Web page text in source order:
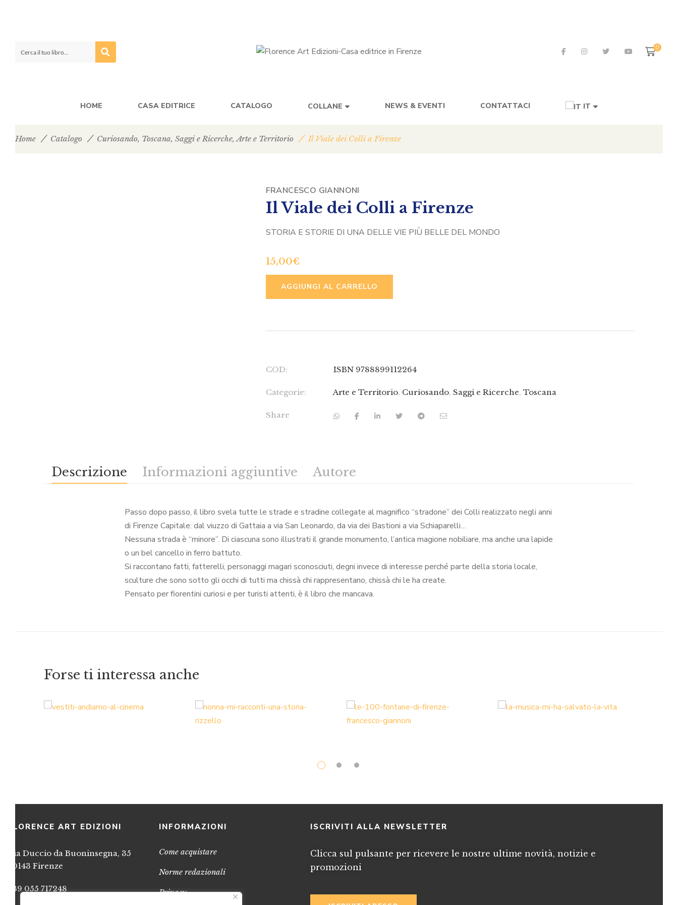
0
HOME CASA EDITRICE CATALOGO COLLANE NEWS & EVENTI CONTATTACI IT
Home Catalogo Curiosando, Toscana, Saggi e Ricerche, Arte e Territorio Il Viale dei Colli a Firenze
FRANCESCO GIANNONI
Il Viale dei Colli a Firenze
STORIA E STORIE DI UNA DELLE VIE PIÙ BELLE DEL MONDO
15,00€
AGGIUNGI AL CARRELLO
COD: ISBN 9788899112264
Categorie: Arte e Territorio, Curiosando, Saggi e Ricerche, Toscana
Share
Descrizione Informazioni aggiuntive Autore
Passo dopo passo, il libro svela tutte le strade e stradine collegate al magnifico “stradone” dei Colli realizzato negli anni
di Firenze Capitale: dal viuzzo di Gattaia a via San Leonardo, da via dei Bastioni a via Schiaparelli…
Nessuna strada è “minore”. Di ciascuna sono illustrati il grande monumento, l’antica magione nobiliare, ma anche una lapide
o un bel cancello in ferro battuto.
Si raccontano fatti, fatterelli, personaggi magari sconosciuti, degni invece di interesse perché parte della storia locale,
sculture che sono sotto gli occhi di tutti ma chissà chi rappresentano, chissà chi le ha create.
Pensato per fiorentini curiosi e per turisti attenti, è il libro che mancava.
Forse ti interessa anche
FLORENCE ART EDIZIONI
Via Duccio da Buoninsegna, 35
50143 Firenze
+39 055 717248
INFORMAZIONI
Come acquistare
Norme redazionali
Privacy
ISCRIVITI ALLA NEWSLETTER
Clicca sul pulsante per ricevere le nostre ultime novità, notizie e
promozioni